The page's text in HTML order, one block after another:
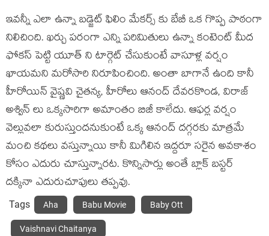
ఇవన్నీ ఎలా ఉన్నా బడ్జెట్ ఫిలిం మేకర్స్ కు బేబీ ఒక గొప్ప పాఠంగా
నిలిచింది. ఖర్చు పరంగా ఎన్ని పరిమితులు ఉన్నా కంటెంట్ మీద
ఫోకస్ పెట్టి యూత్ ని టార్గెట్ చేసుకుంటే వాసూళ్ల వర్షం
ఖాయమని మరోసారి నిరూపించింది. అంతా బాగానే ఉంది కానీ
హీరోయిన్ వైష్ణవి చైతన్య, హీరోలు ఆనంద్ దేవరకొండ, విరాజ్
అశ్విన్ లు ఒక్కసారిగా అమాంతం బిజీ కాలేదు. ఆఫర్ల వర్షం
వెల్లువలా కురుస్తుందనుకుంటే ఒక్క ఆనంద్ దగ్గరకు మాత్రమే
మంచి కథలు వస్తున్నాయి కానీ మిగిలిన ఇద్దరూ సరైన అవకాశం
కోసం ఎదురు చూస్తున్నారట. కొన్నిసార్లు అంతే బ్లాక్ బస్టర్
దక్కినా ఎదురుచూపులు తప్పవు.
Tags Aha Babu Movie Baby Ott
Vaishnavi Chaitanya